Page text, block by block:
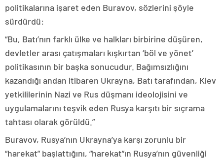
politikalarına işaret eden Buravov, sözlerini şöyle
sürdürdü:
“Bu, Batı’nın farklı ülke ve halkları birbirine düşüren,
devletler arası çatışmaları kışkırtan ‘böl ve yönet’
politikasının bir başka sonucudur. Bağımsızlığını
kazandığı andan itibaren Ukrayna, Batı tarafından, Kiev
yetkililerinin Nazi ve Rus düşmanı ideolojisini ve
uygulamalarını teşvik eden Rusya karşıtı bir sıçrama
tahtası olarak görüldü.”
Buravov, Rusya’nın Ukrayna’ya karşı zorunlu bir
“harekat” başlattığını, “harekat”ın Rusya’nın güvenliği